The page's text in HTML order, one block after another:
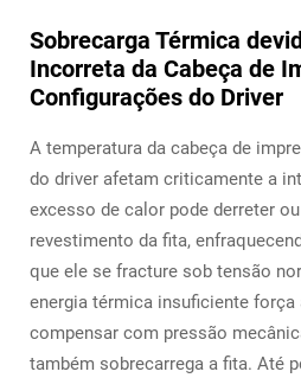
Sobrecarga Térmica
Incorreta da Cabeça de
Configurações do Driver
A temperatura da cabeça de
do driver afetam criticamente a
excesso de calor pode derreter
revestimento da fita,
que ele se fracture sob tensão
energia térmica insuficiente força
compensar com pressão
também sobrecarrega a fita. Até